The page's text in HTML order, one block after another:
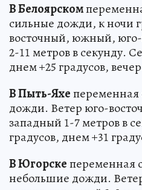
В Белоярском
сильные дожди, к ночи
восточный, южный,
2-11 метров в секунду.
днем +25 градусов,
В Пыть-Яхепеременная
дожди. Ветер юго-
западный 1-7 метров в
градусов, днем +31
В Югорскепеременная
небольшие дожди.